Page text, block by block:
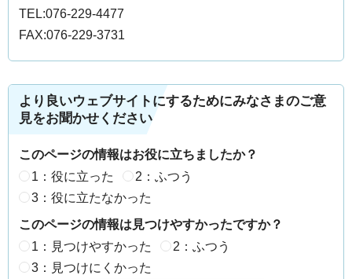
TEL:076-229-4477
FAX:076-229-3731
より良いウェブサイトにするためにみなさまのご意
見をお聞かせください
このページの情報はお役に立ちましたか？
1：役に立った
2：ふつう
3：役に立たなかった
このページの情報は見つけやすかったですか？
1：見つけやすかった
2：ふつう
3：見つけにくかった